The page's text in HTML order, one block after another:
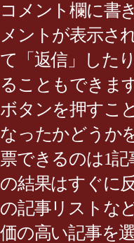
コメント欄に書
メントが表示さ
て「返信」した
ることもできま
ボタンを押すこ
なったかどうか
票できるのは1
の結果はすぐに
の記事リストな
価の高い記事を